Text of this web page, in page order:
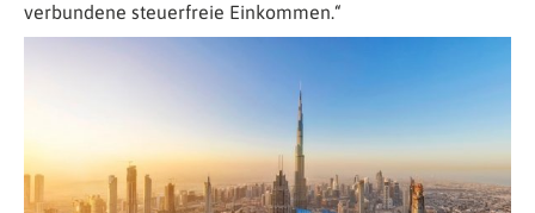
verbundene steuerfreie Einkommen.“